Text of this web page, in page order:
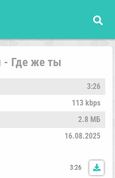
- Где же ты
3:26
113 kbps
2.8 МБ
16.08.2025
3:26